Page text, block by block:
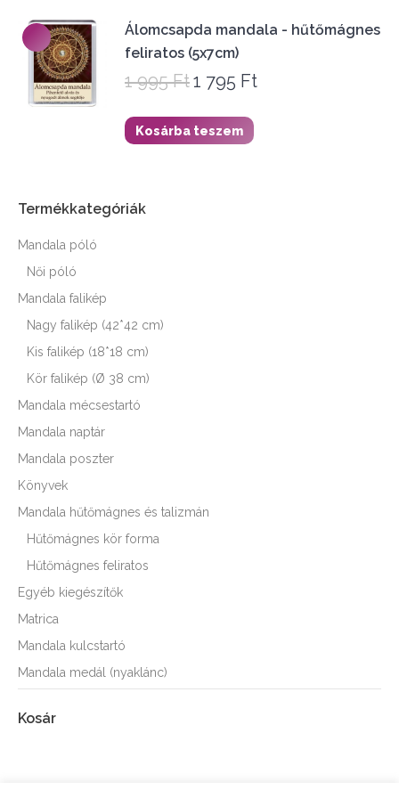
995 Ft.
795 Ft.
Álomcsapda mandala - hűtőmágnes
feliratos (5x7cm)
1 995Ft Original
was:
1 795 Ft
Kosárba teszem
Termékkategóriák
Mandala póló
Női póló
Mandala falikép
Nagy falikép (42*42 cm)
Kis falikép (18*18 cm)
Kör falikép (Ø 38 cm)
Mandala mécsestartó
Mandala naptár
Mandala poszter
Könyvek
Mandala hűtőmágnes és talizmán
Hűtőmágnes kör forma
Hűtőmágnes feliratos
Egyéb kiegészítők
Matrica
Mandala kulcstartó
Mandala medál (nyaklánc)
Kosár